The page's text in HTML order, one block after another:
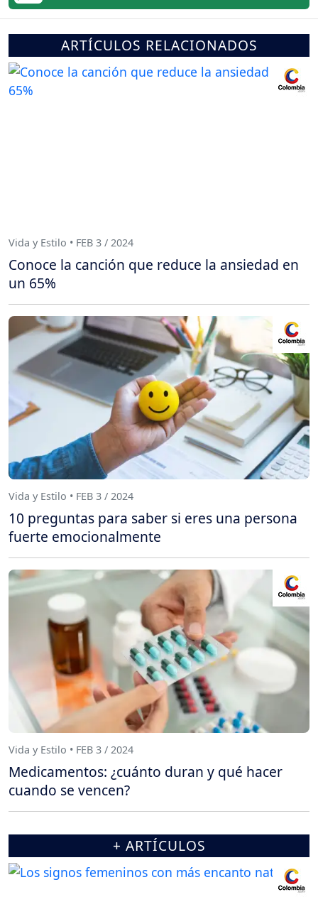
ARTÍCULOS RELACIONADOS
Vida y Estilo • FEB 3 / 2024
Conoce la canción que reduce la ansiedad en
un 65%
Vida y Estilo • FEB 3 / 2024
10 preguntas para saber si eres una persona
fuerte emocionalmente
Vida y Estilo • FEB 3 / 2024
Medicamentos: ¿cuánto duran y qué hacer
cuando se vencen?
+ ARTÍCULOS